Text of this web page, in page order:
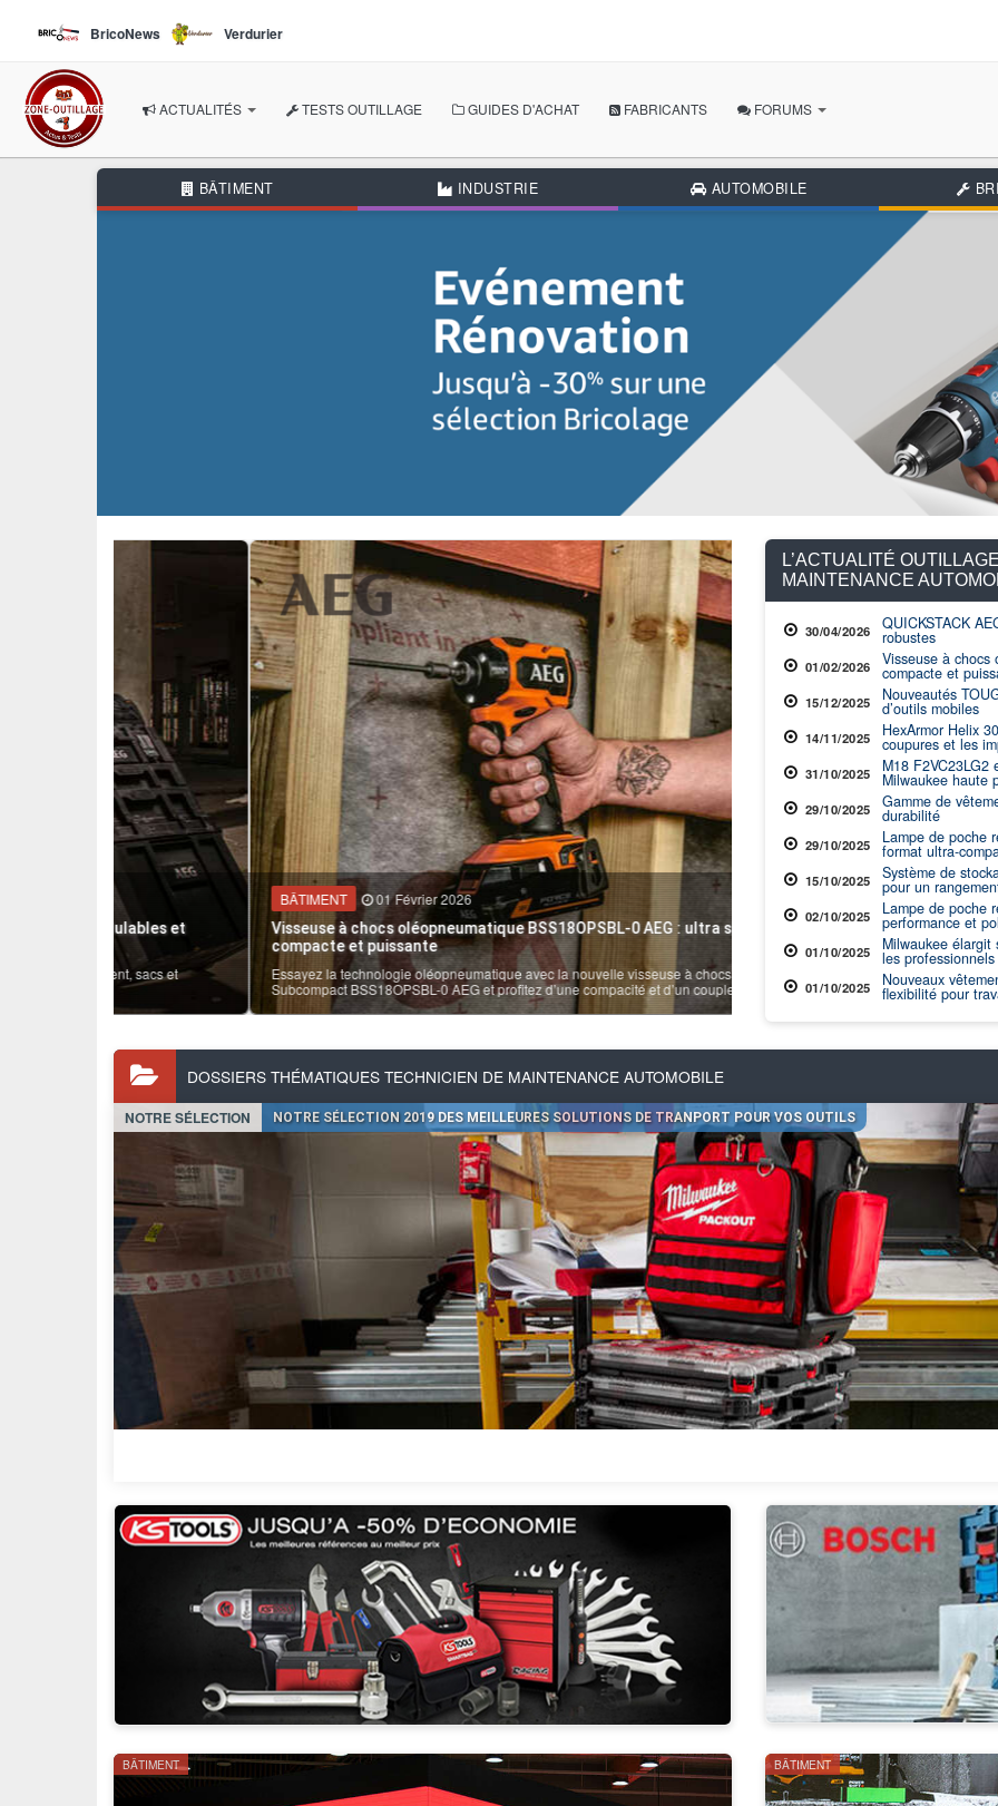
BricoNews Verdurier
ACTUALITÉS
NOS THÉMATIQUES
ÉVÈNEMENTS / REPORTAGES
LOISIRS CRÉATIFS / DIY
CONCOURS
VIDÉOS
TESTS OUTILLAGE GUIDES D'ACHAT FABRICANTS FORUMS
BÂTIMENT INDUSTRIE AUTOMOBILE
BÂTIMENT 01 Février 2026
Visseuse à chocs oléopneumatique BSS18OPSBL-0 AEG : ultra silencieuse,
compacte et puissante
Essayez la technologie oléopneumatique avec la nouvelle visseuse à chocs sans fil
Subcompact BSS18OPSBL-0 AEG et profitez d’une compacité et d’un couple sans...
15 Décembre 2025
Nouveautés TOUGHSYSTEM
d’outils mobiles
Découvrez les nouveaux
système de stockage et de transport le
L’ACTUALITÉ
MAINTENANCE
30/04/2026 QUICKSTACK
robustes
01/02/2026 Visseuse à chocs
compacte et
15/12/2025 Nouveautés
d’outils mobiles
14/11/2025 HexArmor Helix
coupures et les
31/10/2025 M18 F2VC23LG2
Milwaukee haute
29/10/2025 Gamme de
durabilité
29/10/2025 Lampe de poche
format ultra-
15/10/2025 Système de
pour un
02/10/2025 Lampe de poche
performance et
01/10/2025 Milwaukee élargit
les
01/10/2025 Nouveaux
flexibilité pour
DOSSIERS THÉMATIQUES TECHNICIEN DE MAINTENANCE AUTOMOBILE
NOTRE SÉLECTION NOTRE SÉLECTION 2019 DES MEILLEURES SOLUTIONS DE TRANPORT POUR VOS OUTILS
BÂTIMENT BÂTIMENT